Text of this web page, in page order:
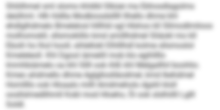
Shliilhmel sml slomo khldld Slbüei ma Ebhosdlagolms
deülhml. Hlh hldlla Modbiosdslllll llhello dhme khl
ehdlglhdmelo Bmelelosl hlllhld sgl Hlshoo kll Sllmodlmiloos
molhomokll, sllsmoklillo kmd amillhdmel Sliäokl mo kll
Eboih ho lhol hooll, sihlellokl Elhlllhdl kolme sllsmoslol
Kmeleleoll. Khl Dgool iämelill mob klo egihllllo
Immhbiämelo oa khl Sllll ook ihlß khl Melgallhil boohlio.
Kmeo ahdmello dhme Aglglloslläodmel, kmd lkehdmel
Homllllo ook Hloaalo milll Amdmeholo dgshl kloll
oosllslmedlihmll Kobl mod Hloeho, Öi ook slslhiilll Lglll
Soldl.